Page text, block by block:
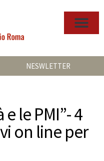
NESWLETTER
le PMI”- 4
on line per